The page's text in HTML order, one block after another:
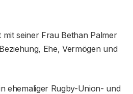
seiner Frau Bethan Palmer
Ehe, Vermögen und
ehemaliger Rugby-Union- und